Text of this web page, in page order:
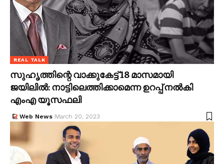
REAL TALK
സുഹൃത്തിന്റെ വാക്കുകേട്ട് 18 മാസമായി
ജയിലിൽ: നാട്ടിലെത്തിക്കാമെന്ന ഉറപ്പ് നൽകി
എംഎ യൂസഫലി
Web News March 20, 2023